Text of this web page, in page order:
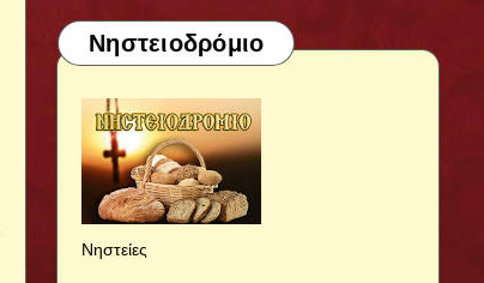
Νηστειοδρόμιο
Νηστείες